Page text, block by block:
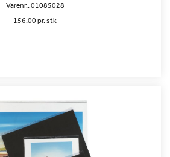
Varenr.:01085028
156.00 pr. stk